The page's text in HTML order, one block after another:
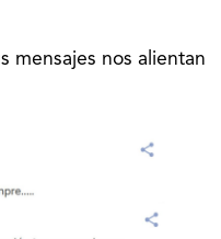
mensajes nos alientan